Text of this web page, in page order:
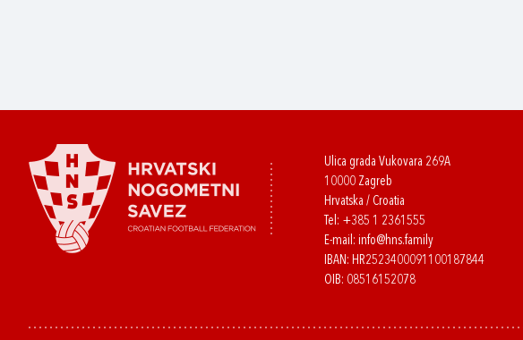
Ulica grada Vukovara 269A
10000 Zagreb
Hrvatska / Croatia
Tel: +385 1 2361555
E-mail: info@hns.family
IBAN: HR2523400091100187844
OIB: 08516152078